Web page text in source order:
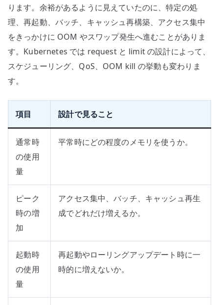
ります。余裕があるように見えていたのに、特定の処
理、再起動、バッチ、キャッシュ再構築、アクセス集中
をきっかけに OOM やスワップ発生へ進むことがありま
す。Kubernetes では request と limit の設計によって、
スケジューリング、QoS、OOM kill の挙動も変わりま
す。
項目 設計で見ること
通常時
の使用
量
平常時にどの程度のメモリを使うか。
ピーク
時の増
加
アクセス集中、バッチ、キャッシュ再生
成でどれだけ増えるか。
起動時
の使用
量
再起動やローリングアップデート時に一
時的に増えないか。